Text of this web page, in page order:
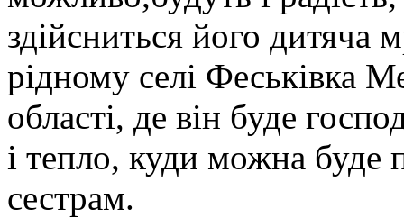
здійсниться його дитяча
рідному селі Феськівка
області, де він буде
і тепло, куди можна буде
сестрам.